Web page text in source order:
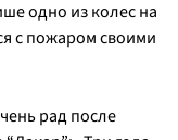
одно из колес на
с пожаром своими
рад после